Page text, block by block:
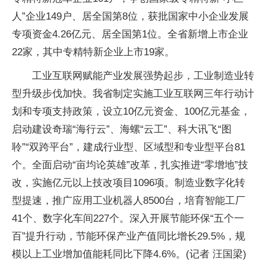
人”企业149户、居全国第8位，获批国家中小企业发展
专项资金4.26亿元、居全国第1位。全省新增上市企业
22家，其中专精特新企业上市19家。
工业互联网赋能产业发展强势起步，工业制造业转
型升级步伐加快。我省制定实施工业互联网三年行动计
划和专项支持政策，设立10亿元资金、100亿元基金，
启动建设奇瑞“海行云”、海螺“云工”、科大讯飞“图
聆”“双跨平台”，建成行业型、区域型和专业型平台81
个。全面启动“亩均论英雄”改革，扎实推进“零增地”技
改，实施亿元以上技改项目1096项。制造业数字化转
型提速，推广应用工业机器人8500台，培育智能工厂
41个、数字化车间227个。深入开展节能环保“五个一
百”提升行动，节能环保产业产值同比增长29.5%，规
模以上工业增加值能耗同比下降4.6%。(记者 汪国梁)